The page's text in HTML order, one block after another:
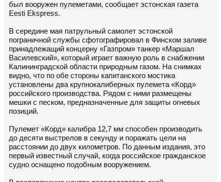
был вооружен пулеметами, сообщает эстонская газета
Eesti Ekspress.
В середине мая патрульный самолет эстонской
пограничной службы сфотографировал в Финском заливе
принадлежащий концерну «Газпром» танкер «Маршал
Василевский», который играет важную роль в снабжении
Калининградской области природным газом. На снимках
видно, что по обе стороны капитанского мостика
установлены два крупнокалиберных пулемета «Корд»
российского производства. Рядом с ними размещены
мешки с песком, предназначенные для защиты огневых
позиций.
Пулемет «Корд» калибра 12,7 мм способен производить
до десяти выстрелов в секунду и поражать цели на
расстоянии до двух километров. По данным издания, это
первый известный случай, когда российское гражданское
судно оснащено подобным вооружением.